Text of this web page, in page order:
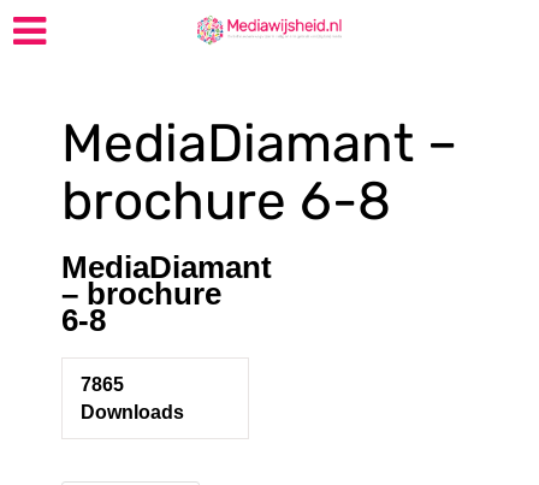
MediaDiamant –
brochure 6-8
MediaDiamant
– brochure
6-8
7865
Downloads